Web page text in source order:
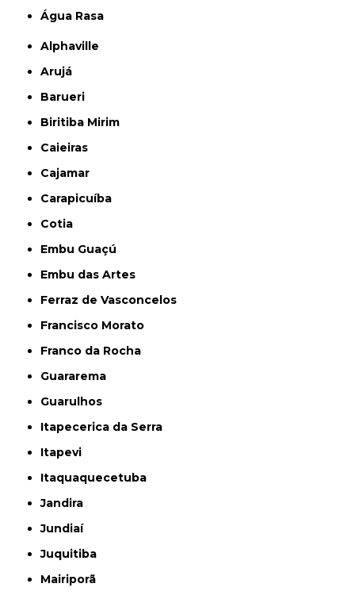
Água Rasa
Alphaville
Arujá
Barueri
Biritiba Mirim
Caieiras
Cajamar
Carapicuíba
Cotia
Embu Guaçú
Embu das Artes
Ferraz de Vasconcelos
Francisco Morato
Franco da Rocha
Guararema
Guarulhos
Itapecerica da Serra
Itapevi
Itaquaquecetuba
Jandira
Jundiaí
Juquitiba
Mairiporã